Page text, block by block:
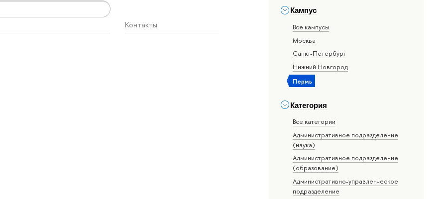
Кампус
Все кампусы
Москва
Санкт-Петербург
Нижний Новгород
Пермь
Категория
Все категории
Административное подразделение
(наука)
Административное подразделение
(образование)
Административно-управленческое
подразделение
Контакты